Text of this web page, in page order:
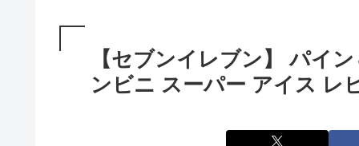
【セブンイレブン】 パイ
ンビニ スーパー アイス レ